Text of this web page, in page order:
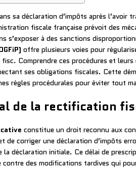
sa déclaration d’impôts après l’avoir
fiscale française prévoit des
s’exposer à des sanctions
offre plusieurs voies pour
Comprendre ces procédures et
ses obligations fiscales. Cette
règles procédurales pour éviter tout
de la rectification
constitue un droit reconnu aux
de corriger une déclaration d’impôts
la déclaration initiale. Ce délai de
contre des modifications tardives qui